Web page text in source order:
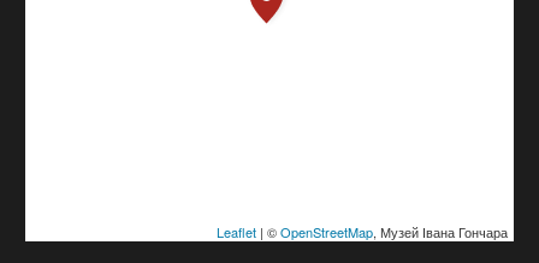
Leaflet| ©OpenStreetMap, Музей Івана Гончара